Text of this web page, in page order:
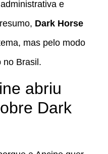
e
Dark Horse
mas pelo modo
no Brasil.
abriu
Dark